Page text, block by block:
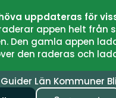
uppdateras för
appen helt från
Den gamla appen
den raderas och
Guider Län Kommuner